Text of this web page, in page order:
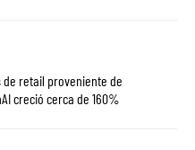
retail proveniente de
creció cerca de 160%